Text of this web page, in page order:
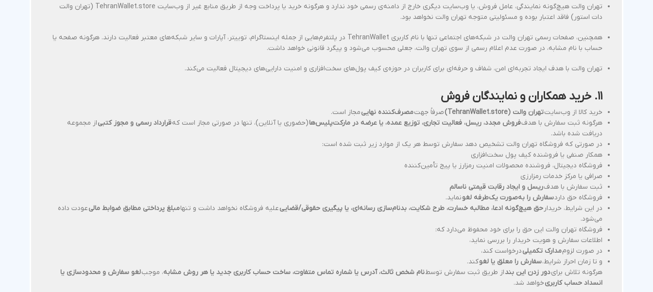
تهران والت هیچ‌گونه نمایندگی، عامل فروش، یا وب‌سایت دیگری خارج از دامنه‌ی رسمی خود ندارد و هرگونه خرید یا پرداخت وجه از طریق منابع غیر از وب‌سایت TehranWallet.store (تهران والت
دات استور) فاقد اعتبار بوده و مسئولیتی متوجه تهران والت نخواهد بود.
همچنین، صفحات رسمی تهران والت در شبکه‌های اجتماعی تنها با نام کاربری TehranWallet در پلتفرم‌هایی از جمله اینستاگرام، توییتر، آپارات و سایر شبکه‌های معتبر فعالیت دارند. هرگونه صفحه یا
حساب با نام مشابه، در صورت عدم اعلام رسمی از سوی تهران والت، جعلی محسوب می‌شود و پیگرد قانونی خواهد داشت.
تهران والت با هدف ایجاد تجربه‌ای امن، شفاف و حرفه‌ای برای کاربران در حوزه‌ی کیف پول‌های سخت‌افزاری و امنیت دارایی‌های دیجیتال فعالیت می‌کند.
۱۱. خرید همکاران و نمایندگان فروش
خرید کالا از وب‌سایتتهران والت (TehranWallet.store) صرفاً جهتمصرف‌کننده نهاییمجاز است.
هرگونه ثبت سفارش با هدففروش مجدد، ریسل، فعالیت تجاری، توزیع عمده، یا عرضه در مارکت‌پلیس‌ها(حضوری یا آنلاین)، تنها در صورتی مجاز است کهقرارداد رسمی و مجوز کتبیاز مجموعه
دریافت شده باشد.
در صورتی که فروشگاه تهران والت تشخیص دهد سفارش توسط هر یک از موارد زیر ثبت شده است:
همکار صنفی یا فروشنده کیف پول سخت‌افزاری
فروشگاه دیجیتال، فروشنده محصولات امنیت رمزارز یا پیج تأمین‌کننده
صرافی یا مرکز خدمات رمزارزی
ثبت سفارش با هدفریسل و ایجاد رقابت قیمتی ناسالم
فروشگاه حق داردسفارش را به‌صورت یک‌طرفه لغونماید.
در این شرایط، خریدارحق هیچ‌گونه ادعا، مطالبه خسارت، طرح شکایت، بدنام‌سازی رسانه‌ای، یا پیگیری حقوقی/قضاییعلیه فروشگاه نخواهد داشت و تنهامبلغ پرداختی مطابق ضوابط مالیعودت داده
می‌شود.
فروشگاه تهران والت این حق را برای خود محفوظ می‌دارد که:
اطلاعات سفارش و هویت خریدار را بررسی نماید،
در صورت لزوممدارک تکمیلیدرخواست کند،
و تا زمان احراز شرایط،سفارش را معلق یا لغوکند.
هرگونه تلاش برایدور زدن این بنداز طریق ثبت سفارش توسطنام شخص ثالث، آدرس یا شماره تماس متفاوت، ساخت حساب کاربری جدید یا هر روش مشابه، موجبلغو سفارش و محدودسازی یا
انسداد حساب کاربریخواهد شد.